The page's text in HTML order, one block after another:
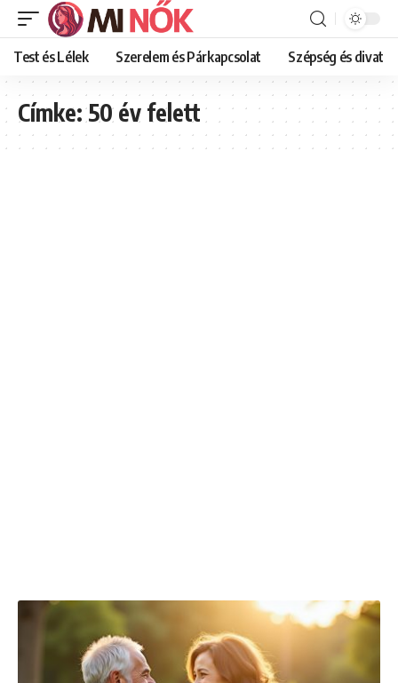
Test és Lélek Szerelem és Párkapcsolat Szépség és divat
Címke:50 év felett